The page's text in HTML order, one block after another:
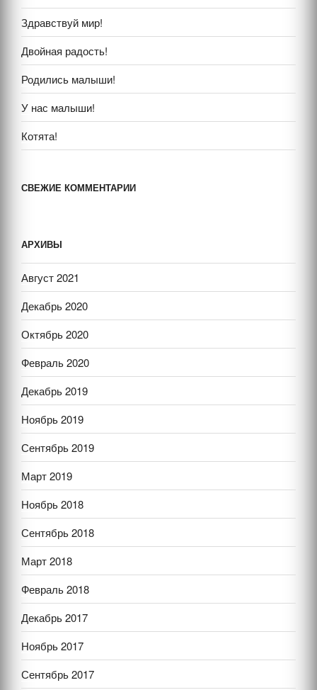
Здравствуй мир!
Двойная радость!
Родились малыши!
У нас малыши!
Котята!
СВЕЖИЕ КОММЕНТАРИИ
АРХИВЫ
Август 2021
Декабрь 2020
Октябрь 2020
Февраль 2020
Декабрь 2019
Ноябрь 2019
Сентябрь 2019
Март 2019
Ноябрь 2018
Сентябрь 2018
Март 2018
Февраль 2018
Декабрь 2017
Ноябрь 2017
Сентябрь 2017